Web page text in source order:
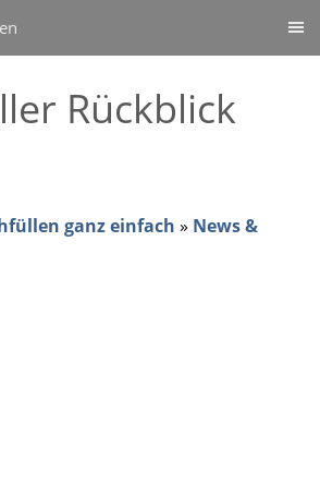
Rückblick
ganz einfach » News &